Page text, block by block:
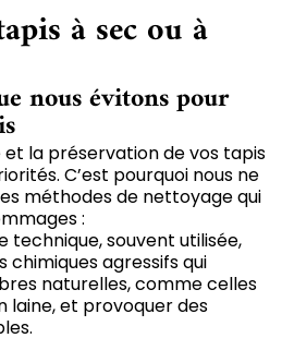
à sec ou à
nous évitons pour
et la préservation de vos tapis
C’est pourquoi nous ne
méthodes de nettoyage qui
:
technique, souvent utilisée,
chimiques agressifs qui
naturelles, comme celles
laine, et provoquer des